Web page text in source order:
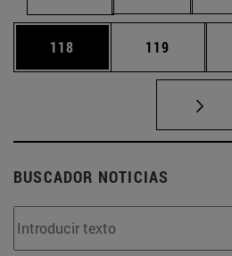
Página
118 Página
119
BUSCADOR NOTICIAS